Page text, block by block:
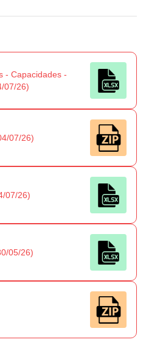
- Capacidades -
07/26)
07/26)
07/26)
05/26)